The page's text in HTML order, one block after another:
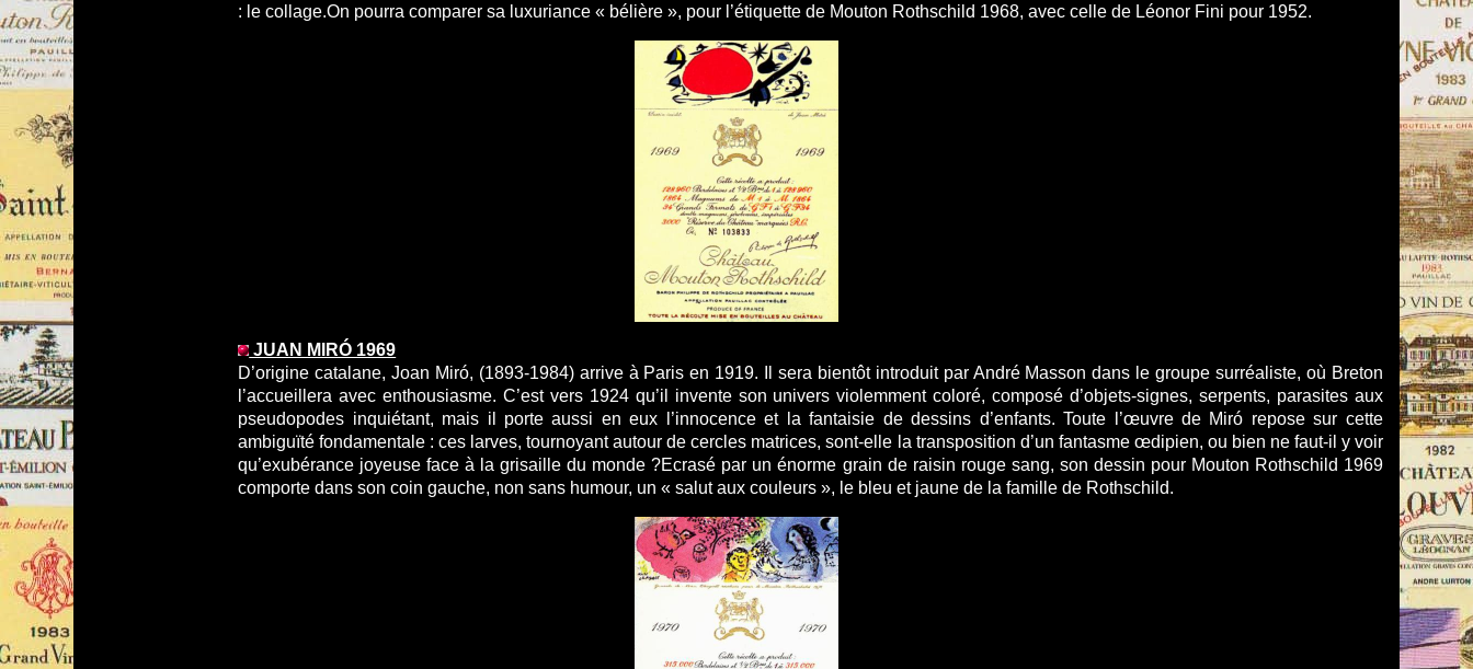
: le collage.On pourra comparer sa luxuriance « bélière », pour l’étiquette de Mouton Rothschild 1968, avec celle de Léonor Fini pour 1952.
JUAN MIRÓ 1969
D’origine catalane, Joan Miró, (1893-1984) arrive à Paris en 1919. Il sera bientôt introduit par André Masson dans le groupe surréaliste, où Breton
l’accueillera avec enthousiasme. C’est vers 1924 qu’il invente son univers violemment coloré, composé d’objets-signes, serpents, parasites aux
pseudopodes inquiétant, mais il porte aussi en eux l’innocence et la fantaisie de dessins d’enfants. Toute l’œuvre de Miró repose sur cette
ambiguïté fondamentale : ces larves, tournoyant autour de cercles matrices, sont-elle la transposition d’un fantasme œdipien, ou bien ne faut-il y voir
qu’exubérance joyeuse face à la grisaille du monde ?Ecrasé par un énorme grain de raisin rouge sang, son dessin pour Mouton Rothschild 1969
comporte dans son coin gauche, non sans humour, un « salut aux couleurs », le bleu et jaune de la famille de Rothschild.